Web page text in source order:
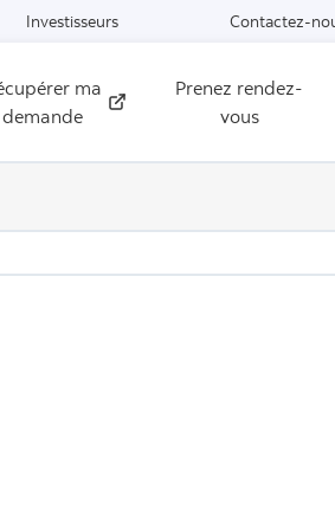
Passer au contenu
Investisseurs Contactez-
ma
demande
Externe
Prenez rendez-
vous